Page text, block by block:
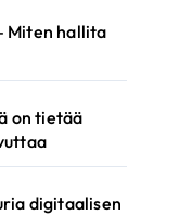
Miten hallita
on tietää
digitaalisen